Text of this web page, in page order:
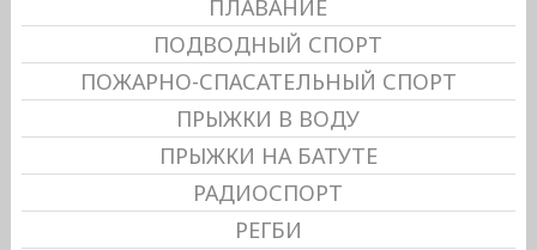
ПЛАВАНИЕ
ПОДВОДНЫЙ СПОРТ
ПОЖАРНО-СПАСАТЕЛЬНЫЙ СПОРТ
ПРЫЖКИ В ВОДУ
ПРЫЖКИ НА БАТУТЕ
РАДИОСПОРТ
РЕГБИ